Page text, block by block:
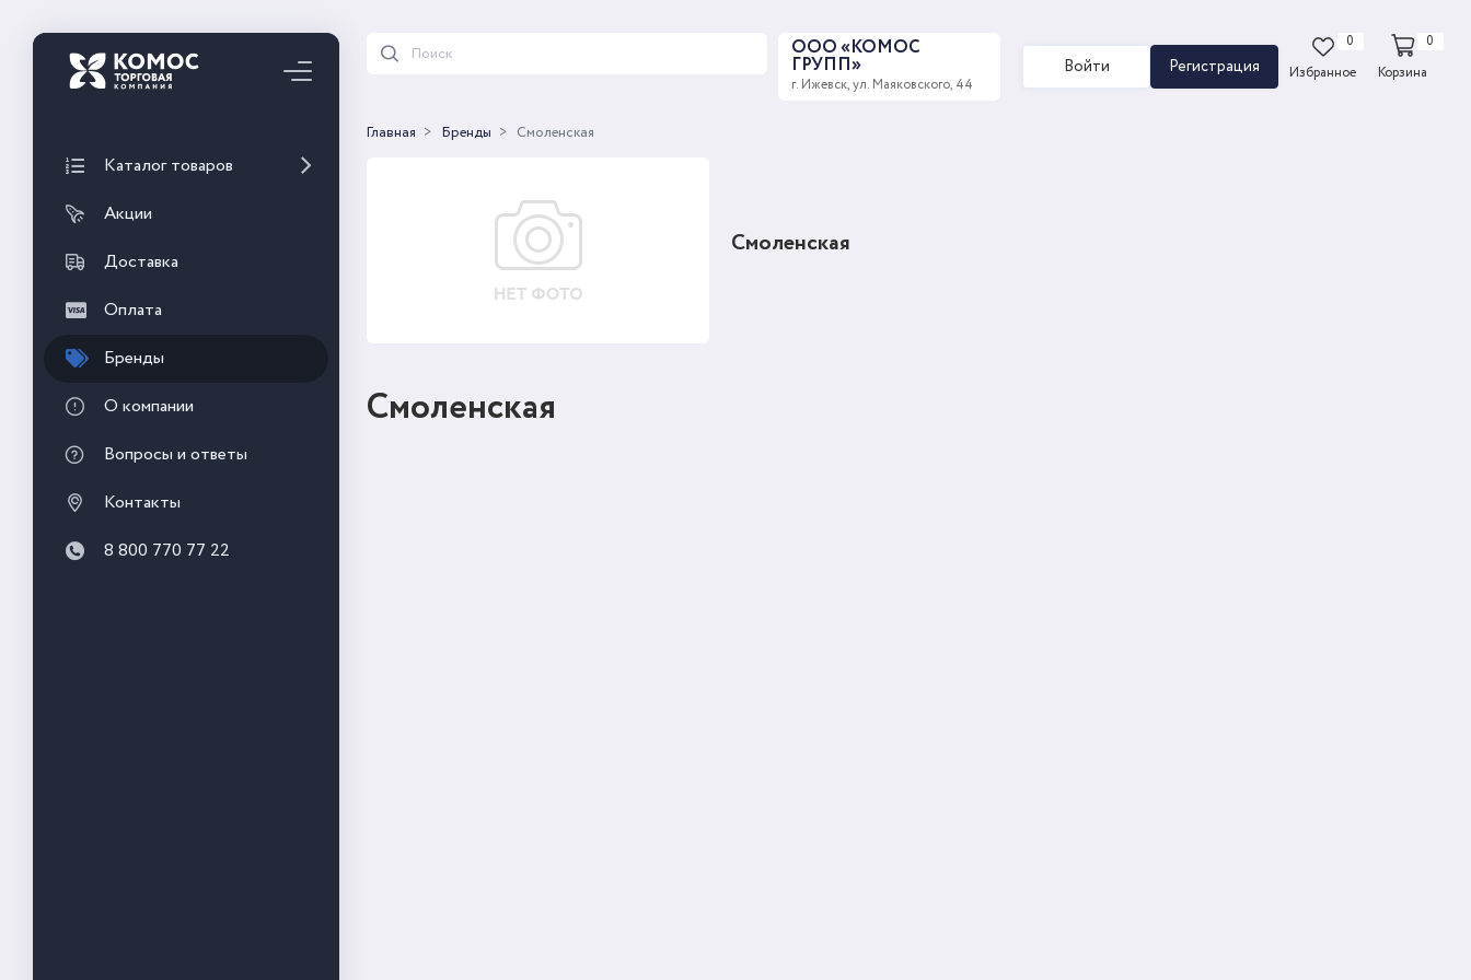
Каталог товаров
Акции
Доставка
Оплата
Бренды
О компании
Вопросы и ответы
Контакты
8 800 770 77 22
ООО «КОМОС
ГРУПП»
г. Ижевск, ул. Маяковского, 44
Войти Регистрация
0
Избранное
0
Корзина
Главная Бренды Смоленская
Смоленская
Смоленская